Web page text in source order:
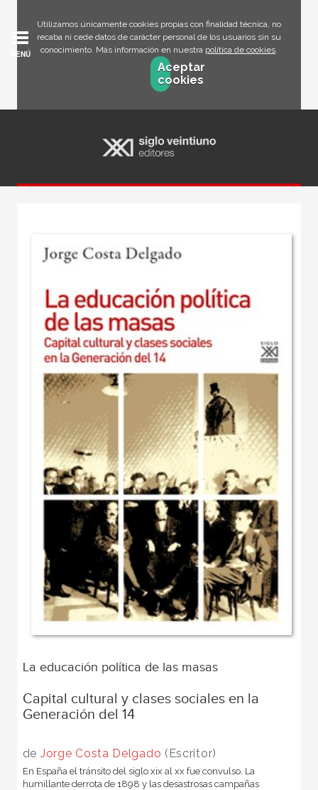
Utilizamos únicamente cookies propias con finalidad técnica, no
recaba ni cede datos de carácter personal de los usuarios sin su
conocimiento. Más información en nuestra política de cookies.
Aceptar
cookies
MENÚ
La educación política de las masas
Capital cultural y clases sociales en la
Generación del 14
de Jorge Costa Delgado (Escritor)
En España el tránsito del siglo xix al xx fue convulso. La
humillante derrota de 1898 y las desastrosas campañas